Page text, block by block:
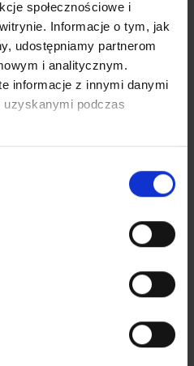
społecznościowe i
Informacje o tym, jak
udostępniamy partnerom
i analitycznym.
informacje z innymi danymi
podczas
zł 60,00 zł
w ramach Promocji
Internet
po
z Opłaty aktywacyjnej.
po
Umowę na Usługę telewizji
sygnału w Lokalu, dodatkowo